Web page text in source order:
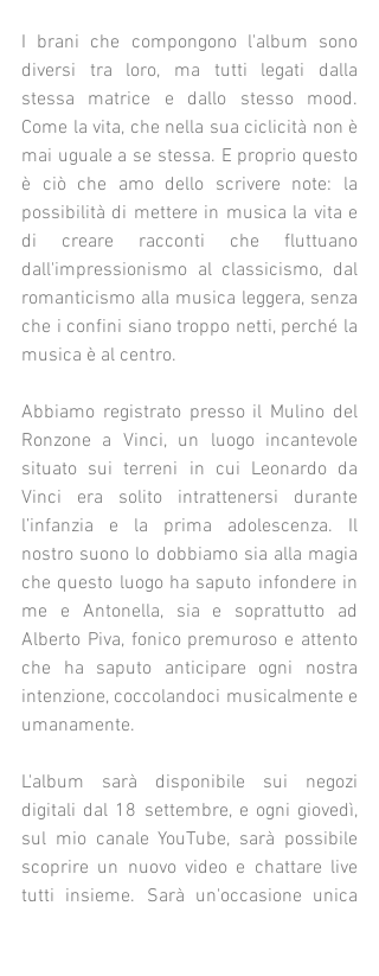
I brani che compongono l'album sono
diversi tra loro, ma tutti legati dalla
stessa matrice e dallo stesso mood.
Come la vita, che nella sua ciclicità non è
mai uguale a se stessa. E proprio questo
è ciò che amo dello scrivere note: la
possibilità di mettere in musica la vita e
di creare racconti che fluttuano
dall'impressionismo al classicismo, dal
romanticismo alla musica leggera, senza
che i confini siano troppo netti, perché la
musica è al centro.
Abbiamo registrato presso il Mulino del
Ronzone a Vinci, un luogo incantevole
situato sui terreni in cui Leonardo da
Vinci era solito intrattenersi durante
l’infanzia e la prima adolescenza. Il
nostro suono lo dobbiamo sia alla magia
che questo luogo ha saputo infondere in
me e Antonella, sia e soprattutto ad
Alberto Piva, fonico premuroso e attento
che ha saputo anticipare ogni nostra
intenzione, coccolandoci musicalmente e
umanamente.
L'album sarà disponibile sui negozi
digitali dal 18 settembre, e ogni giovedì,
sul mio canale YouTube, sarà possibile
scoprire un nuovo video e chattare live
tutti insieme. Sarà un'occasione unica